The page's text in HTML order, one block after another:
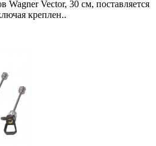
Wagner Vector, 30 см, поставляется
креплен..